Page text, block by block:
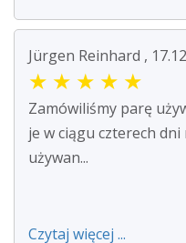
Jürgen Reinhard ,
★ ★ ★ ★ ★
Zamówiliśmy parę
je w ciągu czterech
używan...
Czytaj więcej ...